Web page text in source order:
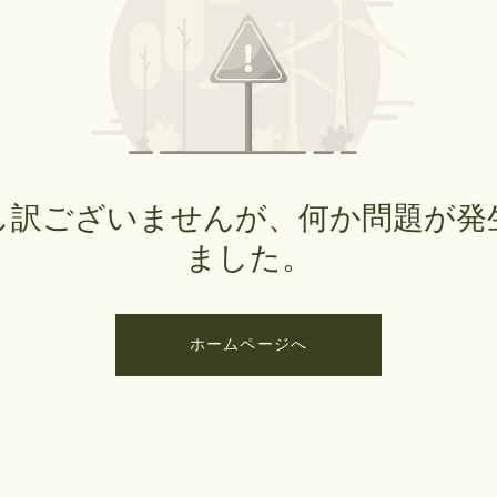
訳ございませんが、何か問題が発
ました。
ホームページへ